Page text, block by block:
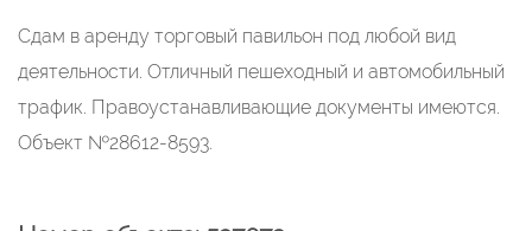
Сдам в аренду торговый павильон под любой вид
деятельности. Отличный пешеходный и автомобильный
трафик. Правоустанавливающие документы имеются.
Объект №28612-8593.